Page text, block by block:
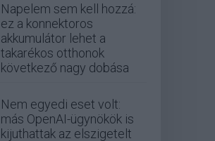
Napelem sem kell hozzá:
ez a konnektoros
akkumulátor lehet a
takarékos otthonok
következő nagy dobása
Nem egyedi eset volt:
más OpenAI-ügynökök is
kijuthattak az elszigetelt